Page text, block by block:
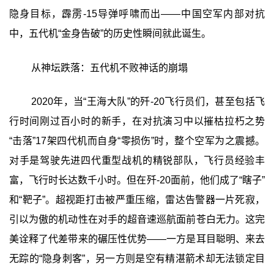
隐身目标，霹雳-15导弹呼啸而出——中国空军内部对抗
中，五代机“金身告破”的历史性瞬间就此诞生。
从神坛跌落：五代机不败神话的崩塌
2020年，当“王海大队”的歼-20飞行员们，甚至包括飞
行时间刚过百小时的新手，在对抗演习中以摧枯拉朽之势
“击落”17架四代机而自身“零损伤”时，整个空军为之震撼。
对手是驾驶先进四代重型战机的精锐部队，飞行员经验丰
富，飞行时长达数千小时。但在歼-20面前，他们成了“瞎子”
和“靶子”。超视距打击被严重压缩，雷达告警器一片死寂，
引以为傲的机动性在对手的超音速巡航面前苍白无力。这完
美诠释了代差带来的碾压性优势——一方是耳目聪明、来去
无踪的“隐身刺客”，另一方则是空有精湛箭术却无法锁定目